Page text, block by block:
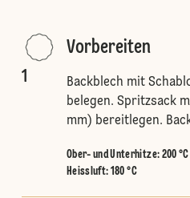
1
Vorbereiten
Backblech mit
belegen. Spritzsack
mm) bereitlegen.
Ober- und Unterhitze: 200 °C
Heissluft: 180 °C